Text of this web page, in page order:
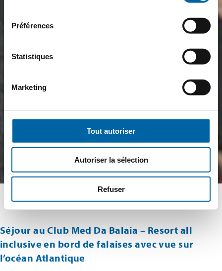
Préférences
Statistiques
Marketing
Tout autoriser
Autoriser la sélection
Refuser
Séjour au Club Med Da Balaia – Resort all
inclusive en bord de falaises avec vue sur
l’océan Atlantique